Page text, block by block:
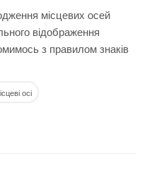
місцевих осей
відображення
з правилом знаків
осі